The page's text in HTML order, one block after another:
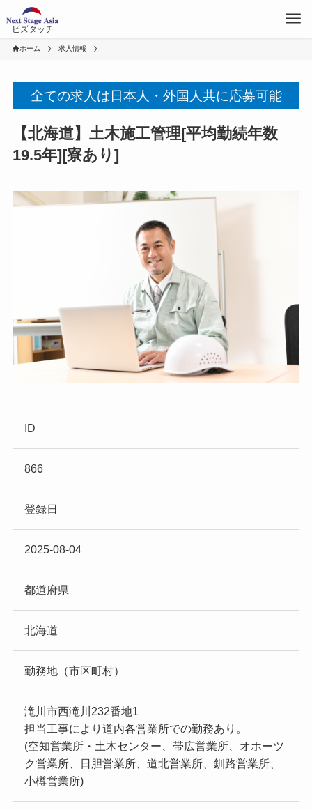
ビズタッチ
ホーム 求人情報
全ての求人は日本人・外国人共に応募可能
【北海道】土木施工管理[平均勤続年数
19.5年][寮あり]
ID
866
登録日
2025-08-04
都道府県
北海道
勤務地（市区町村）
滝川市西滝川232番地1
担当工事により道内各営業所での勤務あり。
(空知営業所・土木センター、帯広営業所、オホーツ
ク営業所、日胆営業所、道北営業所、釧路営業所、
小樽営業所)